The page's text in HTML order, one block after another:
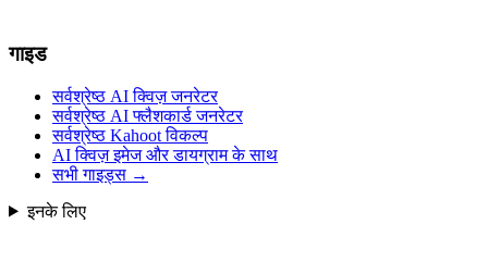
गाइड
सर्वश्रेष्ठ AI क्विज़ जनरेटर
सर्वश्रेष्ठ AI फ्लैशकार्ड जनरेटर
सर्वश्रेष्ठ Kahoot विकल्प
AI क्विज़ इमेज और डायग्राम के साथ
सभी गाइड्स →
इनके लिए